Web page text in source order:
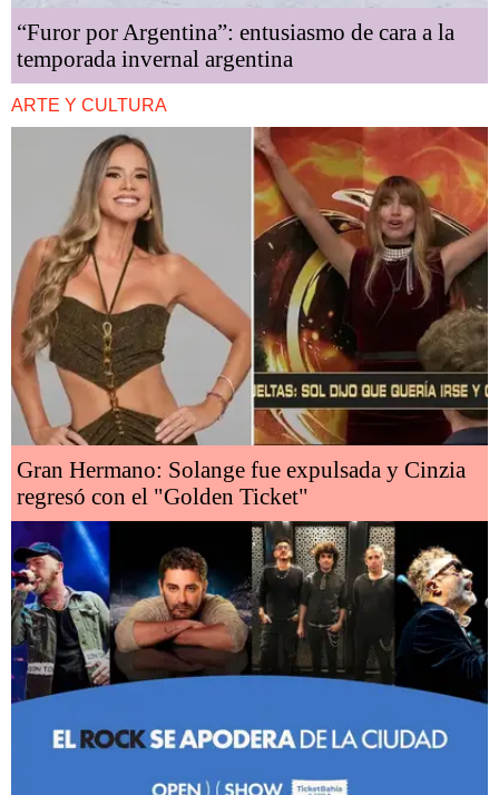
“Furor por Argentina”: entusiasmo de cara a la
temporada invernal argentina
ARTE Y CULTURA
Gran Hermano: Solange fue expulsada y Cinzia
regresó con el "Golden Ticket"